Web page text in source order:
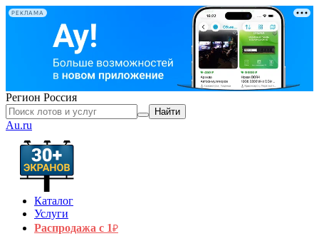
РЕКЛАМА
Регион Россия
Найти
Au.ru
Каталог
Услуги
Распродажа с 1₽